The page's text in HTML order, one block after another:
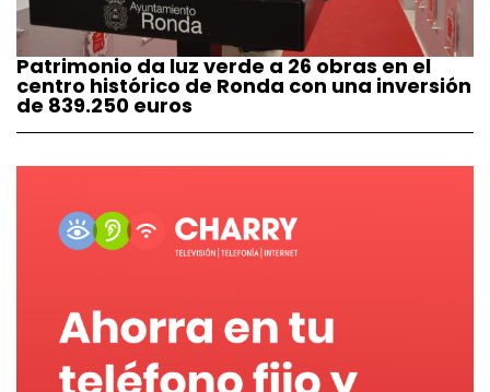
Patrimonio da luz verde a 26 obras en el
centro histórico de Ronda con una inversión
de 839.250 euros